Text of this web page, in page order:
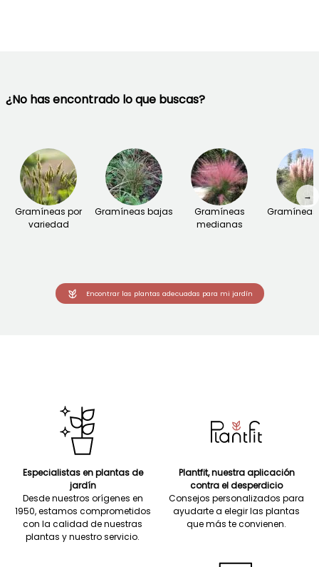
¿No has encontrado lo que buscas?
Gramíneas por
variedad
Gramíneas bajas
Gramíneas
medianas
→
Encontrar las plantas adecuadas para mi jardín
Especialistas en plantas de
jardín
Desde nuestros orígenes en
1950, estamos comprometidos
con la calidad de nuestras
plantas y nuestro servicio.
Plantfit, nuestra aplicación
contra el desperdicio
Consejos personalizados para
ayudarte a elegir las plantas
que más te convienen.